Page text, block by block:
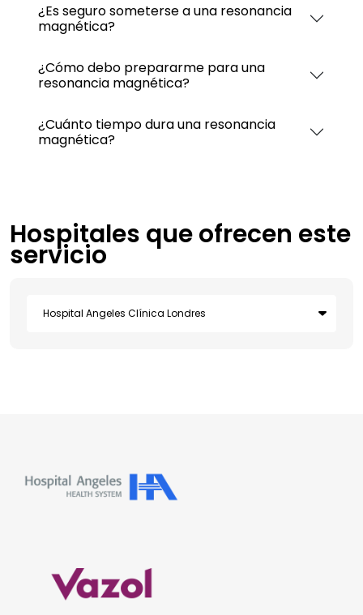
¿Es seguro someterse a una resonancia
magnética?
¿Cómo debo prepararme para una
resonancia magnética?
¿Cuánto tiempo dura una resonancia
magnética?
Hospitales que ofrecen este
servicio